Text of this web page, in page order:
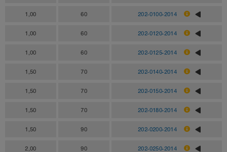
1,00 60 202-0100-2014
1,00 60 202-0120-2014
1,00 60 202-0125-2014
1,50 70 202-0140-2014
1,50 70 202-0150-2014
1,50 70 202-0180-2014
1,50 90 202-0200-2014
2,00 90 202-0250-2014